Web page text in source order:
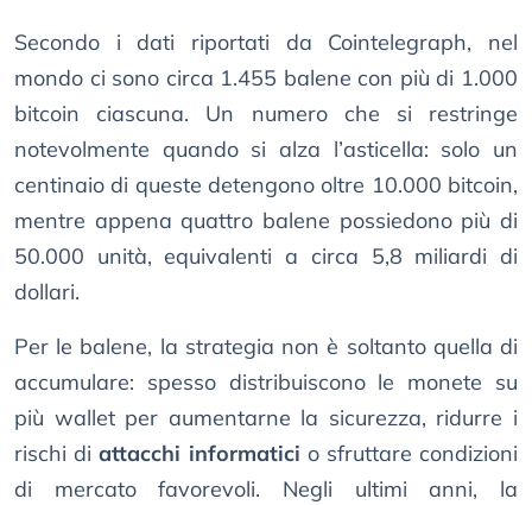
Secondo i dati riportati da Cointelegraph, nel
mondo ci sono circa 1.455 balene con più di 1.000
bitcoin ciascuna. Un numero che si restringe
notevolmente quando si alza l’asticella: solo un
centinaio di queste detengono oltre 10.000 bitcoin,
mentre appena quattro balene possiedono più di
50.000 unità, equivalenti a circa 5,8 miliardi di
dollari.
Per le balene, la strategia non è soltanto quella di
accumulare: spesso distribuiscono le monete su
più wallet per aumentarne la sicurezza, ridurre i
rischi diattacchi informatici o sfruttare condizioni
di mercato favorevoli. Negli ultimi anni, la